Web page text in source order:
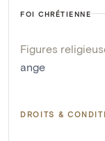
FOI CHRÉTIENNE
Figures
ange
DROITS &